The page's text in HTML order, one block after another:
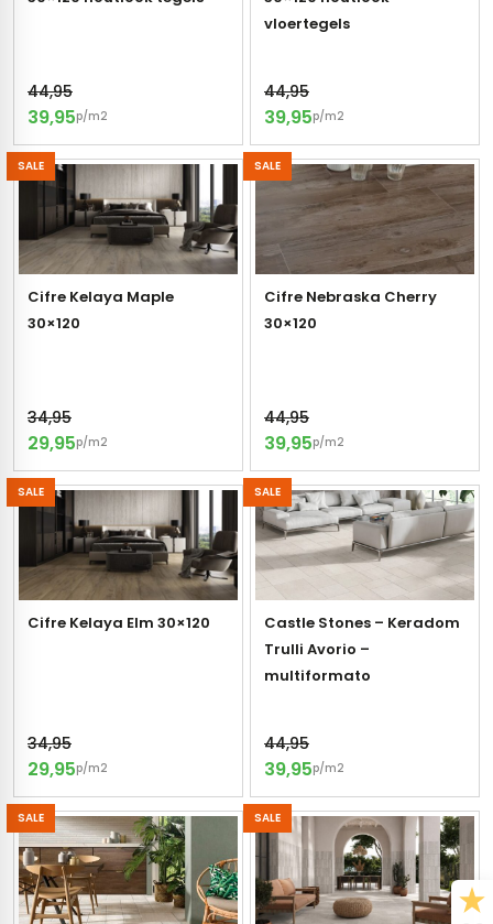
44,95
39,95p/m2
vloertegels
44,95
39,95p/m2
SALE
Cifre Kelaya Maple
30×120
34,95
29,95p/m2
SALE
Cifre Nebraska Cherry
30×120
44,95
39,95p/m2
SALE
Cifre Kelaya Elm 30×120
34,95
29,95p/m2
SALE
Castle Stones – Keradom
Trulli Avorio –
multiformato
44,95
39,95p/m2
SALE SALE
(kloostertegels)
tegels
tegels
betonlook
marmerlook
tegels
vloertegels
betonlook
tegels